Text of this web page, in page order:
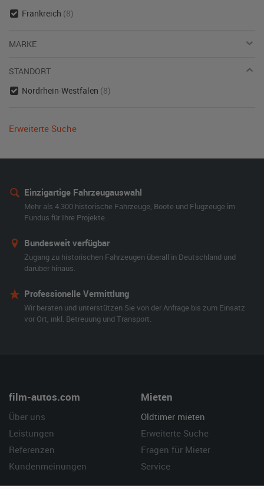
Frankreich (8)
MARKE
STANDORT
Nordrhein-Westfalen (8)
Erweiterte Suche
Einzigartige Fahrzeugauswahl
Mehr als 4.300 historische Fahrzeuge, Boote und Flugzeuge im
Fundus für Ihre Projekte.
Bundesweit verfügbar
Zugang zu historischen Fahrzeugen überall in Deutschland und
darüber hinaus.
Professionelle Vermittlung
Wir beraten und unterstützen Sie von der Anfrage bis zum Einsatz
vor Ort, inkl. Betreuung und Transport.
film-autos.com
Über uns
Leistungen
Referenzen
Kundenmeinungen
Mieten
Oldtimer mieten
Erweiterte Suche
Fragen für Mieter
Service